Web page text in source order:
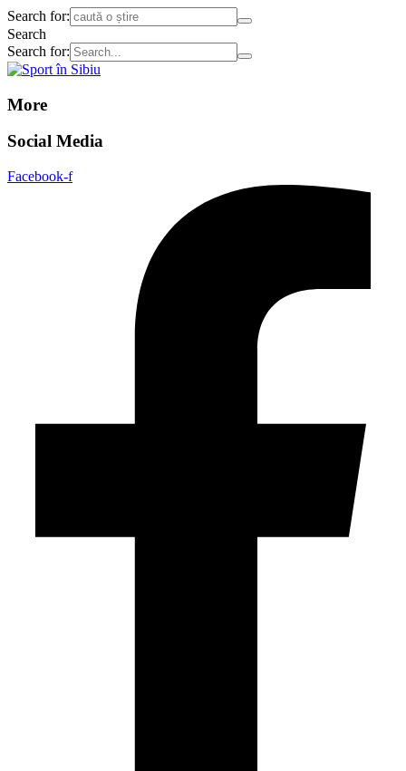
Search for:
Search
Search for:
More
Social Media
Facebook-f